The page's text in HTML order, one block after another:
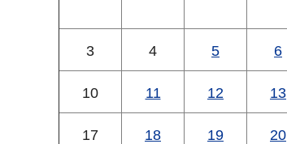
3 4 5 6
10 11 12 13
17 18 19 20